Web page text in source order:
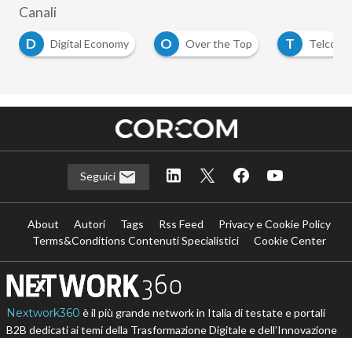
Canali
D
Digital Economy O Over the Top T Telco
Seguici
About Autori Tags Rss Feed
Privacy e Cookie Policy
Terms&Conditions Contenuti Specialistici
Cookie Center
Nextwork360 è il più grande network in Italia di testate e portali
B2B dedicati ai temi della Trasformazione Digitale e dell’Innovazione